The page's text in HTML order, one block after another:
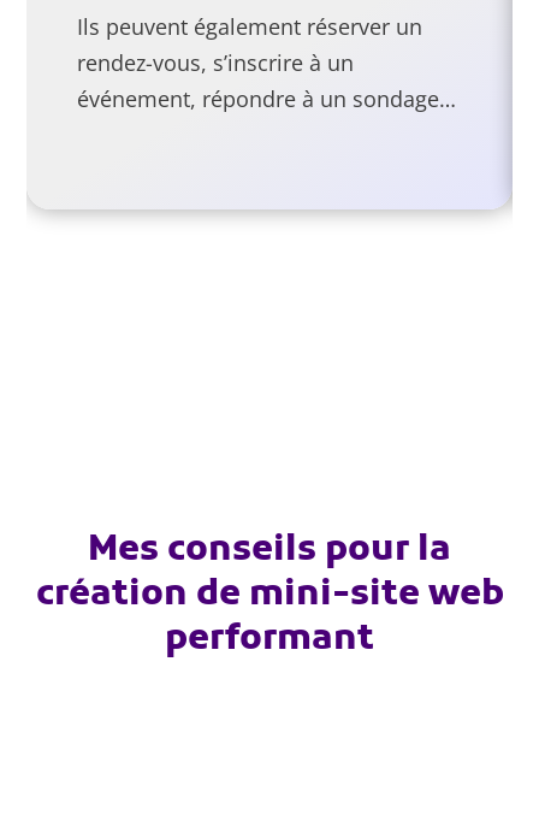
Ils peuvent également réserver un
rendez-vous, s’inscrire à un
événement, répondre à un sondage…
Mes conseils pour la
création de mini-site web
performant